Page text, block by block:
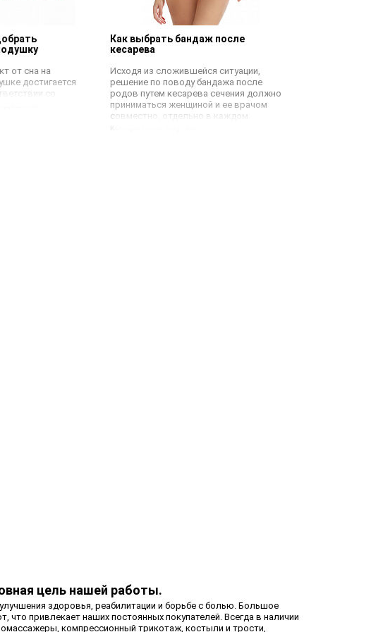
от сна на
достигается
со
Как выбрать бандаж после
кесарева
Исходя из сложившейся ситуации,
решение по поводу бандажа после
родов путем кесарева сечения должно
приниматься женщиной и ее врачом
совместно, отдельно в каждом
цель нашей работы.
здоровья, реабилитации и борьбе с болью. Большое
привлекает наших постоянных покупателей. Всегда в наличии
компрессионный трикотаж, костыли и трости,